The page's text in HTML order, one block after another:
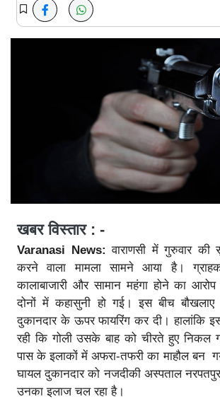
खबर विस्तार : -
Varanasi News:वाराणसी में गुरुवार
करने वाला मामला सामने आया है।
कालाबाजारी और सामान महंगा होने का
दोनों में कहासुनी हो गई। इस बीच
दुकानदार के ऊपर फायरिंग कर दी। हालांकि
रही कि गोली उसके बाह को चीरते हुए
पास के इलाकों में अफरा-तफरी का माहौल बन
घायल दुकानदार को नजदीकी अस्पताल नरपतपुर
उनका इलाज चल रहा है।